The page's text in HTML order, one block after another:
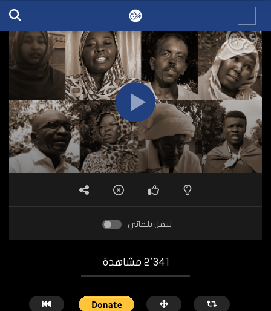
تنقل تلقائي
2٬341 مشاهدة